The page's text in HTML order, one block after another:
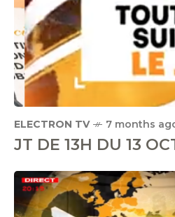
ELECTRON TV 7 months
JT DE 13H DU 13